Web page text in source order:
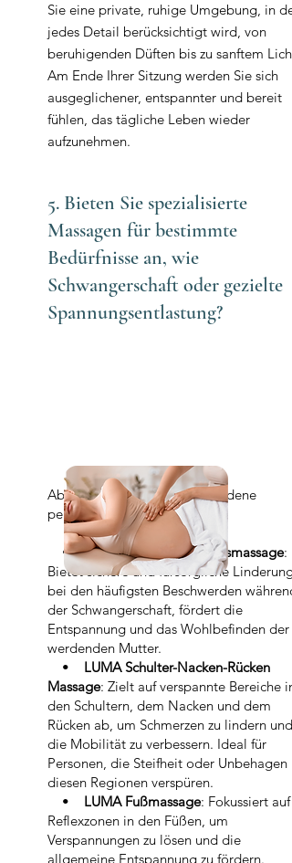
Sie eine private, ruhige Umgebung, in der
jedes Detail berücksichtigt wird, von
beruhigenden Düften bis zu sanftem Licht.
Am Ende Ihrer Sitzung werden Sie sich
ausgeglichener, entspannter und bereit
fühlen, das tägliche Leben wieder
aufzunehmen.
5. Bieten Sie spezialisierte
Massagen für bestimmte
Bedürfnisse an, wie
Schwangerschaft oder gezielte
Spannungsentlastung?
Absolut. Ich gehe auf verschiedene
persönliche Bedürfnisse ein:
•LUMA Schwangerschaftsmassage:
Bietet sichere und fürsorgliche Linderung
bei den häufigsten Beschwerden während
der Schwangerschaft, fördert die
Entspannung und das Wohlbefinden der
werdenden Mutter.
• LUMA Schulter-Nacken-Rücken
Massage: Zielt auf verspannte Bereiche in
den Schultern, dem Nacken und dem
Rücken ab, um Schmerzen zu lindern und
die Mobilität zu verbessern. Ideal für
Personen, die Steifheit oder Unbehagen
diesen Regionen verspüren.
• LUMA Fußmassage: Fokussiert auf
Reflexzonen in den Füßen, um
Verspannungen zu lösen und die
allgemeine Entspannung zu fördern.